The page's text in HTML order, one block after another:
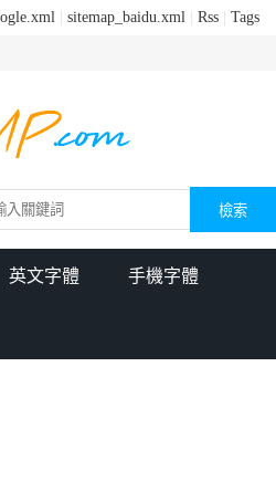
sitemap_baidu.xml Rss Tags
英文字體 手機字體